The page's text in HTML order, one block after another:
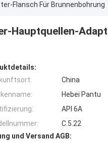
Flansch Für Brunnenbohrung
Hauptquellen-
China
Hebei Pantu
API 6A
C.5.22
und Versand AGB: